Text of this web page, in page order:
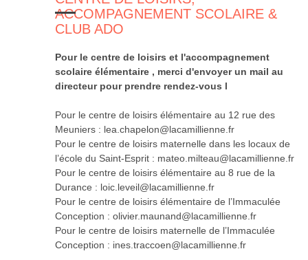
ACCOMPAGNEMENT SCOLAIRE &
CLUB ADO
Pour le centre de loisirs et l'accompagnement
scolaire élémentaire , merci d'envoyer un mail au
directeur pour prendre rendez-vous l
Pour le centre de loisirs élémentaire au 12 rue des
Meuniers : lea.chapelon@lacamillienne.fr
Pour le centre de loisirs maternelle dans les locaux de
l’école du Saint-Esprit : mateo.milteau@lacamillienne.fr
Pour le centre de loisirs élémentaire au 8 rue de la
Durance : loic.leveil@lacamillienne.fr
Pour le centre de loisirs élémentaire de l’Immaculée
Conception : olivier.maunand@lacamillienne.fr
Pour le centre de loisirs maternelle de l’Immaculée
Conception : ines.traccoen@lacamillienne.fr